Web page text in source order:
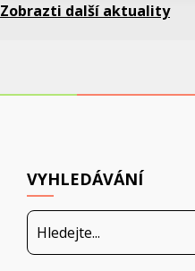
Zobrazti další aktuality
VYHLEDÁVÁNÍ